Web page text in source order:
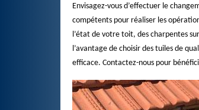
Envisagez-vous d’effectuer le
compétents pour réaliser les
l’état de votre toit, des charpentes
l’avantage de choisir des tuiles de
efficace. Contactez-nous pour